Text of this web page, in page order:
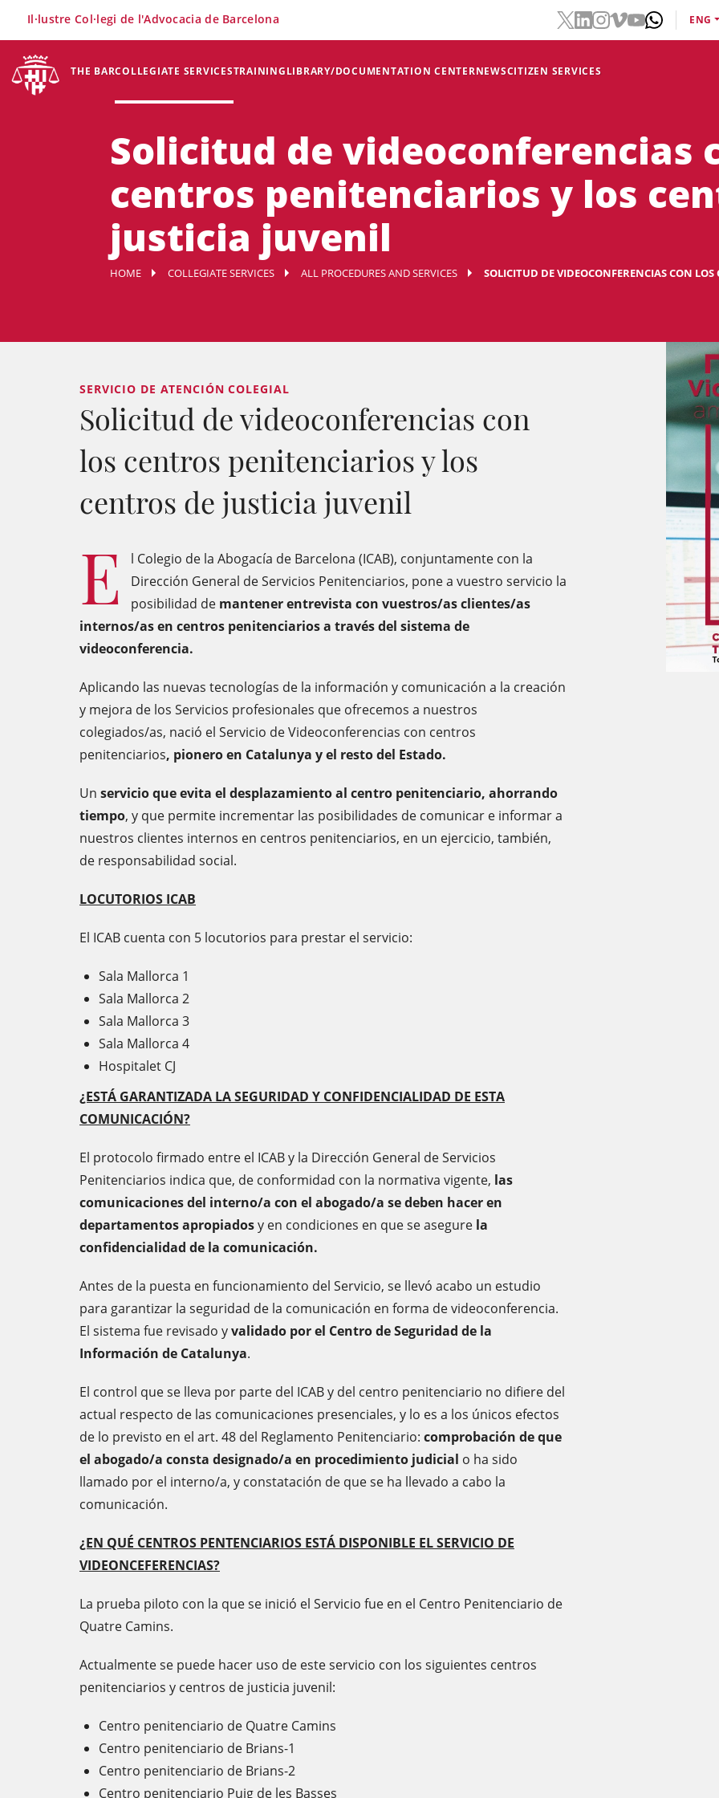
THE BARCOLLEGIATE SERVICESTRAININGLIBRARY/DOCUMENTATION CENTERNEWSCITIZEN SERVICES
Il·lustre Col·legi de l'Advocacia de Barcelona ENG
Solicitud de videoconferencias
centros penitenciarios y los
justicia juvenil
HOME COLLEGIATE SERVICES ALL PROCEDURES AND SERVICES SOLICITUD DE VIDEOCONFERENCIAS CON
SERVICIO DE ATENCIÓN COLEGIAL
Solicitud de videoconferencias con
los centros penitenciarios y los
centros de justicia juvenil
E
l Colegio de la Abogacía de Barcelona (ICAB), conjuntamente con la
Dirección General de Servicios Penitenciarios, pone a vuestro servicio la
posibilidad de mantener entrevista con vuestros/as clientes/as
internos/as en centros penitenciarios a través del sistema de
videoconferencia.
Aplicando las nuevas tecnologías de la información y comunicación a la creación
y mejora de los Servicios profesionales que ofrecemos a nuestros
colegiados/as, nació el Servicio de Videoconferencias con centros
penitenciarios, pionero en Catalunya y el resto del Estado.
Un servicio que evita el desplazamiento al centro penitenciario, ahorrando
tiempo, y que permite incrementar las posibilidades de comunicar e informar a
nuestros clientes internos en centros penitenciarios, en un ejercicio, también,
de responsabilidad social.
LOCUTORIOS ICAB
El ICAB cuenta con 5 locutorios para prestar el servicio:
Sala Mallorca 1
Sala Mallorca 2
Sala Mallorca 3
Sala Mallorca 4
Hospitalet CJ
¿ESTÁ GARANTIZADA LA SEGURIDAD Y CONFIDENCIALIDAD DE ESTA
COMUNICACIÓN?
El protocolo firmado entre el ICAB y la Dirección General de Servicios
Penitenciarios indica que, de conformidad con la normativa vigente, las
comunicaciones del interno/a con el abogado/a se deben hacer en
departamentos apropiadosy en condiciones en que se asegure la
confidencialidad de la comunicación.
Antes de la puesta en funcionamiento del Servicio, se llevó acabo un estudio
para garantizar la seguridad de la comunicación en forma de videoconferencia.
El sistema fue revisado yvalidado por el Centro de Seguridad de la
Información de Catalunya.
El control que se lleva por parte del ICAB y del centro penitenciario no difiere del
actual respecto de las comunicaciones presenciales, y lo es a los únicos efectos
de lo previsto en el art. 48 del Reglamento Penitenciario: comprobación de que
el abogado/a consta designado/a en procedimiento judicial o ha sido
llamado por el interno/a, y constatación de que se ha llevado a cabo la
comunicación.
¿EN QUÉ CENTROS PENTENCIARIOS ESTÁ DISPONIBLE EL SERVICIO DE
VIDEONCEFERENCIAS?
La prueba piloto con la que se inició el Servicio fue en el Centro Penitenciario de
Quatre Camins.
Actualmente se puede hacer uso de este servicio con los siguientes centros
penitenciarios y centros de justicia juvenil:
Centro penitenciario de Quatre Camins
Centro penitenciario de Brians-1
Centro penitenciario de Brians-2
Centro penitenciario Puig de les Basses